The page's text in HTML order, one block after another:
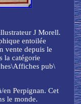
J Morell.
entoilée
vente depuis le
la catégorie
pub\
en Perpignan. Cet
le monde.